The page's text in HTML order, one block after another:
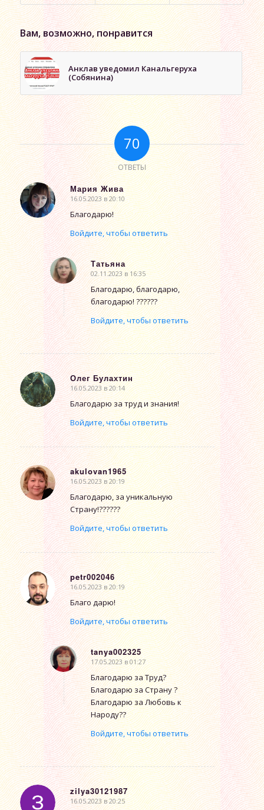
Вам, возможно, понравится
Анклав уведомил Канальгеруха
(Собянина)
70
ОТВЕТЫ
Мария Жива
говорит:
16.05.2023 в 20:10
Благодарю!
Войдите, чтобы ответить
Татьяна
говорит:
02.11.2023 в 16:35
Благодарю, благодарю,
благодарю! ??????
Войдите, чтобы ответить
Олег Булахтин
говорит:
16.05.2023 в 20:14
Благодарю за труд и знания!
Войдите, чтобы ответить
akulovan1965
говорит:
16.05.2023 в 20:19
Благодарю, за уникальную
Страну!??????
Войдите, чтобы ответить
petr002046
говорит:
16.05.2023 в 20:19
Благо дарю!
Войдите, чтобы ответить
tanya002325
говорит:
17.05.2023 в 01:27
Благодарю за Труд?
Благодарю за Страну ?
Благодарю за Любовь к
Народу??
Войдите, чтобы ответить
zilya30121987
говорит:
16.05.2023 в 20:25